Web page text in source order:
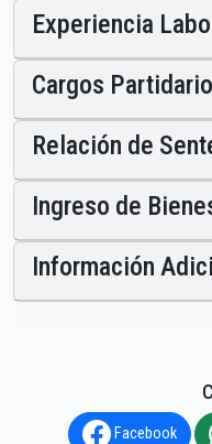
Experiencia
Cargos
Relación de
Ingreso de
Información
Facebook